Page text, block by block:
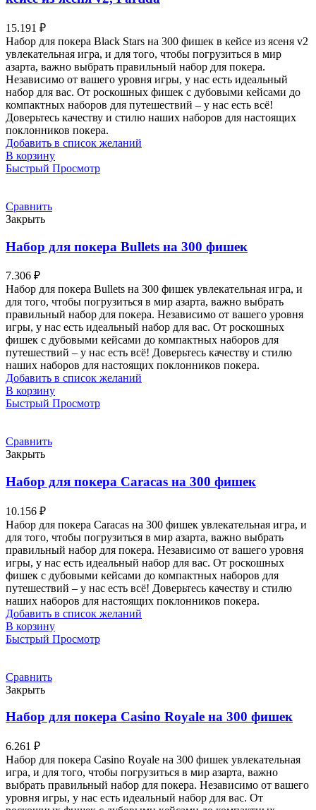
15.191 ₽
Набор для покера Black Stars на 300 фишек в кейсе из ясеня v2
увлекательная игра, и для того, чтобы погрузиться в мир
азарта, важно выбрать правильный набор для покера.
Независимо от вашего уровня игры, у нас есть идеальный
набор для вас. От роскошных фишек с дубовыми кейсами до
компактных наборов для путешествий – у нас есть всё!
Доверьтесь качеству и стилю наших наборов для настоящих
поклонников покера.
Добавить в список желаний
В корзину
Быстрый Просмотр
Сравнить
Закрыть
Набор для покера Bullets на 300 фишек
7.306 ₽
Набор для покера Bullets на 300 фишек увлекательная игра, и
для того, чтобы погрузиться в мир азарта, важно выбрать
правильный набор для покера. Независимо от вашего уровня
игры, у нас есть идеальный набор для вас. От роскошных
фишек с дубовыми кейсами до компактных наборов для
путешествий – у нас есть всё! Доверьтесь качеству и стилю
наших наборов для настоящих поклонников покера.
Добавить в список желаний
В корзину
Быстрый Просмотр
Сравнить
Закрыть
Набор для покера Caracas на 300 фишек
10.156 ₽
Набор для покера Caracas на 300 фишек увлекательная игра, и
для того, чтобы погрузиться в мир азарта, важно выбрать
правильный набор для покера. Независимо от вашего уровня
игры, у нас есть идеальный набор для вас. От роскошных
фишек с дубовыми кейсами до компактных наборов для
путешествий – у нас есть всё! Доверьтесь качеству и стилю
наших наборов для настоящих поклонников покера.
Добавить в список желаний
В корзину
Быстрый Просмотр
Сравнить
Закрыть
Набор для покера Casino Royale на 300 фишек
6.261 ₽
Набор для покера Casino Royale на 300 фишек увлекательная
игра, и для того, чтобы погрузиться в мир азарта, важно
выбрать правильный набор для покера. Независимо от вашего
уровня игры, у нас есть идеальный набор для вас. От